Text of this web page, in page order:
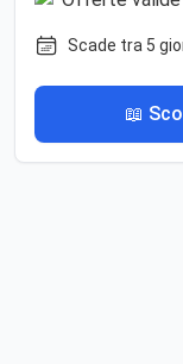
Scade tra 5
📖